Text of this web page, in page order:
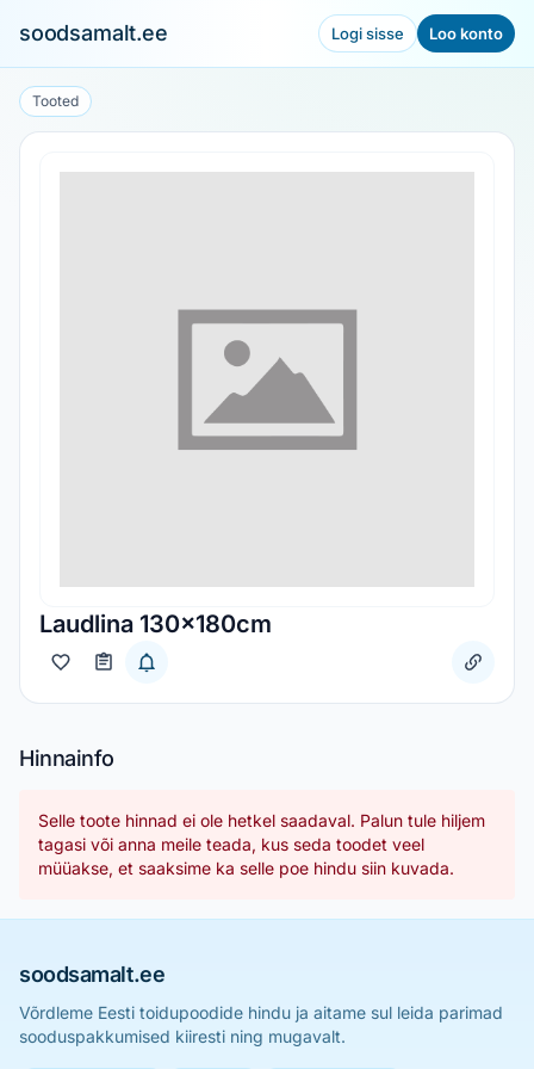
soodsamalt.ee Logi sisse Loo konto
Tooted
Laudlina 130x180cm
Hinnainfo
Selle toote hinnad ei ole hetkel saadaval. Palun tule hiljem
tagasi või anna meile teada, kus seda toodet veel
müüakse, et saaksime ka selle poe hindu siin kuvada.
soodsamalt.ee
Võrdleme Eesti toidupoodide hindu ja aitame sul leida parimad
sooduspakkumised kiiresti ning mugavalt.